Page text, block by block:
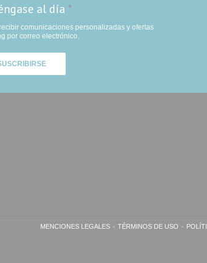
al día *
comunicaciones personalizadas y ofertas
por correo electrónico.
nueva ventana))
en una nueva ventana))
EN UNA NUEVA VENTANA))
MENCIONES LEGALES((ABRE EN UNA NUEVA VENTANA))
TÉRMINOS DE USO
((ABRE EN UNA